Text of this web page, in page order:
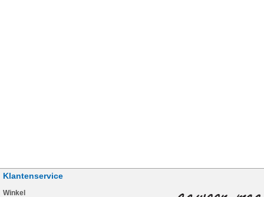
Klantenservice
Winkel